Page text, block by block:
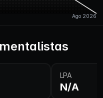
LPA
N/A